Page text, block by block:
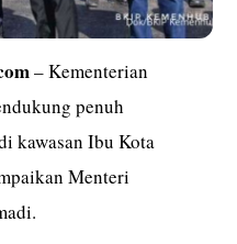
– Kementerian
penuh
kawasan Ibu Kota
Menteri